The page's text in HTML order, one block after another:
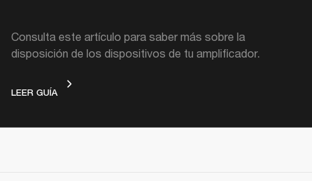
Consulta este artículo para saber más sobre la
disposición de los dispositivos de tu amplificador.
LEER GUÍA DISPOSICIÓN DE LOS DISPOSITIVOS